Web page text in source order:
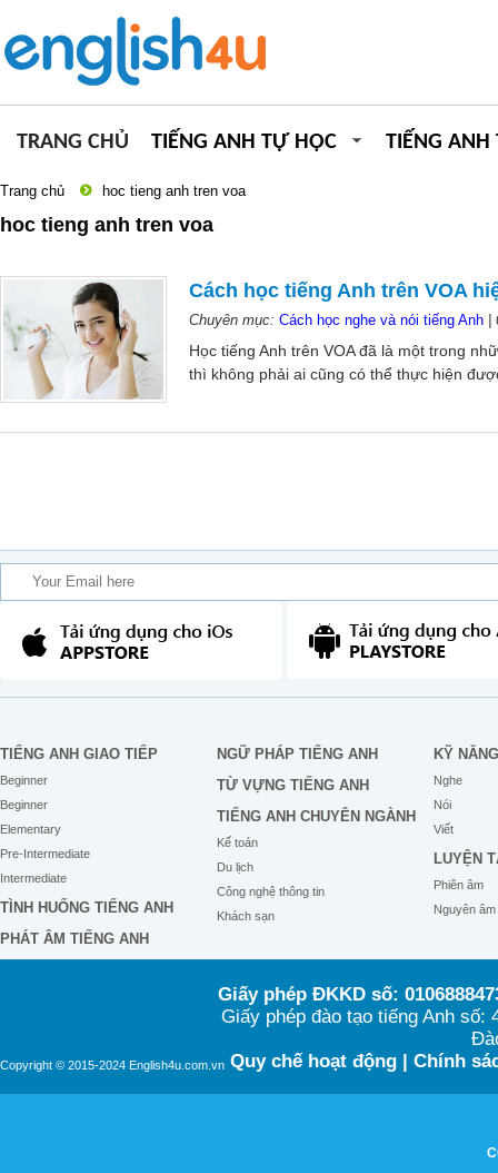
TRANG CHỦ TIẾNG ANH TỰ HỌC TIẾNG ANH
Trang chủ hoc tieng anh tren voa
hoc tieng anh tren voa
Cách học tiếng Anh trên VOA
Chuyên mục: Cách học nghe và nói tiếng Anh
Học tiếng Anh trên VOA đã là một trong
thì không phải ai cũng có thể thực hiện
TIẾNG ANH GIAO TIẾP
Beginner
Beginner
Elementary
Pre-Intermediate
Intermediate
TÌNH HUỐNG TIẾNG ANH
PHÁT ÂM TIẾNG ANH
NGỮ PHÁP TIẾNG ANH
TỪ VỰNG TIẾNG ANH
TIẾNG ANH CHUYÊN NGÀNH
Kế toán
Du lịch
Công nghệ thông tin
Khách sạn
KỸ NĂNG
Nghe
Nói
Viết
LUYỆN
Phiên âm
Nguyên âm
Copyright © 2015-2024 English4u.com.vn
Giấy phép ĐKKD số:
Giấy phép đào tạo tiếng Anh
Quy chế hoạt động| Chính